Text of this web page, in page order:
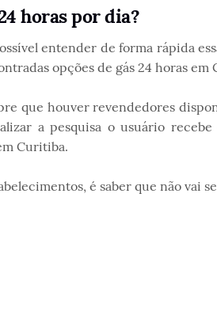
horas por dia?
entender de forma rápida
opções de gás 24 horas em
que houver revendedores
a pesquisa o usuário
Curitiba.
é saber que não vai